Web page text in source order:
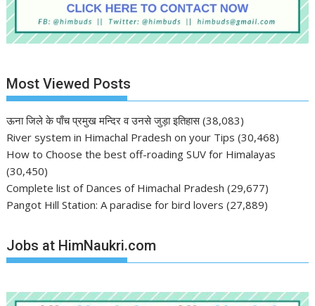
Most Viewed Posts
ऊना जिले के पाँच प्रमुख मन्दिर व उनसे जुड़ा इतिहास (38,083)
River system in Himachal Pradesh on your Tips (30,468)
How to Choose the best off-roading SUV for Himalayas
(30,450)
Complete list of Dances of Himachal Pradesh (29,677)
Pangot Hill Station: A paradise for bird lovers (27,889)
Jobs at HimNaukri.com